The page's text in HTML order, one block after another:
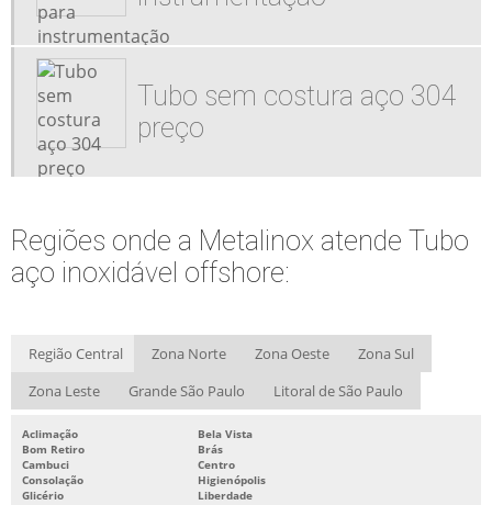
FLANGES AÇO INOX
FLANGES EM AÇO INOX 304
FLANGES FORJADAS EM AÇO INOXIDÁVEL
FLANGES INOX
TUBING ACO INOX SEM COSTURA
TUBO AÇO INOX PARA NAVIOS
TUBO AÇO INOXIDÁVEL OFFSHORE
TUBO AÇO INOXIDÁVEL PARA ALTA TEMPERATURA
TUBO AÇO INOXIDÁVEL PARA FITTINGS
TUBO AÇO INOXIDÁVEL PARA FPSO
TUBO AÇO INOXIDÁVEL PARA INSTRUMENTAÇÃO
Tubo sem costura aço 304
preço
Regiões onde a Metalinox atende Tubo
aço inoxidável offshore:
Região Central Zona Norte Zona Oeste
Zona Sul
Zona Leste
Grande São Paulo Litoral de São Paulo
Aclimação
Bela Vista
Bom Retiro
Brás
Cambuci
Centro
Consolação
Higienópolis
Glicério
Liberdade